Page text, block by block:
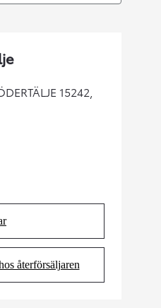
15242,
in new tab)
återförsäljaren
in new tab)